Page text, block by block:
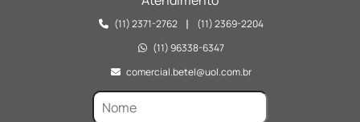
(11) 2371-2762 |
(11) 2369-2204
(11) 96338-6347
comercial.betel@uol.com.br